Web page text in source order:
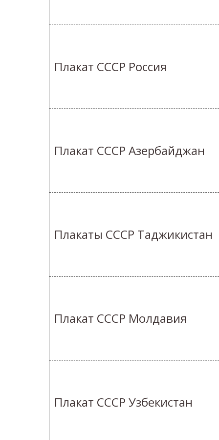
Плакат СССР Россия
Плакат СССР Азербайджан
Плакаты СССР Таджикистан
Плакат СССР Молдавия
Плакат СССР Узбекистан